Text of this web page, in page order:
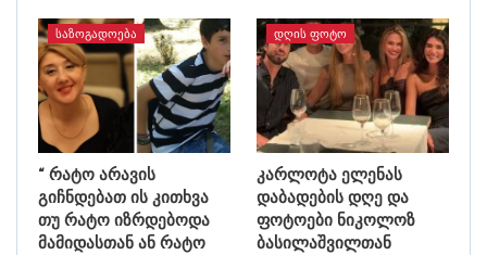
ᲡᲐᲖᲝᲒᲐᲓᲝᲔᲑᲐ
“ რატო არავის
გიჩნდებათ ის კითხვა
თუ რატო იზრდებოდა
მამიდასთან ან რატო
ᲓᲦᲘᲡ ᲤᲝᲢᲝ
კარლოტა ელენას
დაბადების დღე და
ფოტოები ნიკოლოზ
ბასილაშვილთან